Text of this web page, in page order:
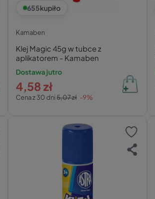
655kupiło
Kamaben
Klej Magic 45g w tubce z
aplikatorem - Kamaben
Dostawa jutro
Cena z 30 dni5,07 zł -9%
4,58 zł